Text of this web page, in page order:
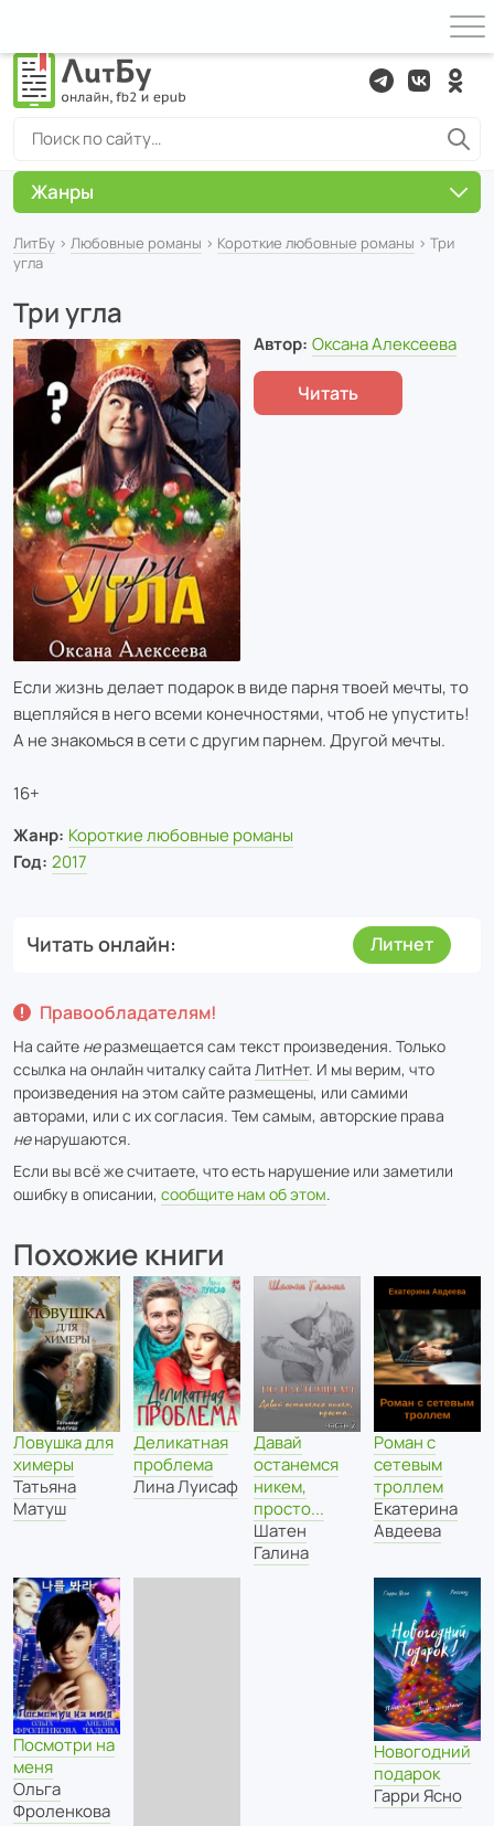
ЛитБу › Любовные романы › Короткие любовные романы › Три
угла
Три угла
Автор: Оксана Алексеева
Читать
Если жизнь делает подарок в виде парня твоей мечты, то
вцепляйся в него всеми конечностями, чтоб не упустить!
А не знакомься в сети с другим парнем. Другой мечты.
16+
Жанр: Короткие любовные романы
Год: 2017
Читать онлайн Литнет
Правообладателям!
На сайте неразмещается сам текст произведения. Только
ссылка на онлайн читалку сайта ЛитНет. И мы верим, что
произведения на этом сайте размещены, или самими
авторами, или с их согласия. Тем самым, авторские права
ненарушаются.
Если вы всё же считаете, что есть нарушение или заметили
ошибку в описании, сообщите нам об этом.
Похожие книги
Ловушка для
химеры
Татьяна
Матуш
Деликатная
проблема
Лина Луисаф
Давай
останемся
никем,
просто...
Шатен
Галина
Роман с
сетевым
троллем
Екатерина
Авдеева
Посмотри на
меня
Ольга
Фроленкова
Новогодний
подарок
Гарри Ясно
Жанры